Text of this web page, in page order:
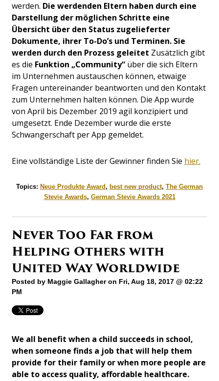
werden. Die werdenden Eltern haben durch eine
Darstellung der möglichen Schritte eine
Übersicht über den Status zugelieferter
Dokumente, ihrer To-Do’s und Terminen. Sie
werden durch den Prozess geleitet Zusätzlich gibt
es die Funktion „Community“ über die sich Eltern
im Unternehmen austauschen können, etwaige
Fragen untereinander beantworten und den Kontakt
zum Unternehmen halten können. Die App wurde
von April bis Dezember 2019 agil konzipiert und
umgesetzt. Ende Dezember wurde die erste
Schwangerschaft per App gemeldet.
Eine vollständige Liste der Gewinner finden Sie hier.
Topics: Neue Produkte Award, best new product, The German
Stevie Awards, German Stevie Awards 2021
Never Too Far from
Helping Others with
United Way Worldwide
Posted by Maggie Gallagheron Fri, Aug 18, 2017 @ 02:22
PM
We all benefit when a child succeeds in school,
when someone finds a job that will help them
provide for their family or when more people are
able to access quality, affordable healthcare.